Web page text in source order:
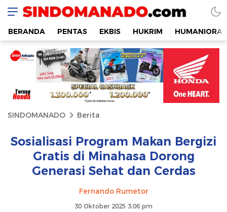
SINDOMANADO
Informatif dan Edukatif
BERANDA PENTAS EKBIS HUKRIM HUMANIORA
SINDOMANADO Berita
Sosialisasi Program Makan Bergizi
Gratis di Minahasa Dorong
Generasi Sehat dan Cerdas
Fernando Rumetor
30 Oktober 2025 3:06 pm